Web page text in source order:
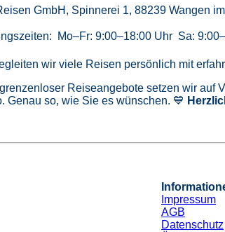
GmbH, Spinnerei 1, 88239 Wangen
Mo–Fr: 9:00–18:00 Uhr Sa:
wir viele Reisen persönlich mit
Reiseangebote setzen wir
Genau so, wie Sie es wünschen. 💙
Impressum
AGB
Datenschutz